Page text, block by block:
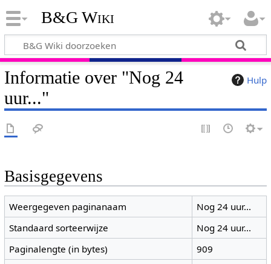
B&G Wiki
Hulp
Informatie over "Nog 24
uur..."
Basisgegevens
Weergegeven paginanaam
Nog 24 uur...
Standaard sorteerwijze
Nog 24 uur...
Paginalengte (in bytes)
909